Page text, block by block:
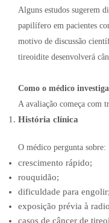
Alguns estudos sugerem
papilífero em pacientes
motivo de discussão
tireoidite desenvolverá
Como o médico
A avaliação começa com
História clínica
O médico pergunta sobre:
crescimento rápido;
rouquidão;
dificuldade para engolir;
exposição prévia à
casos de câncer de